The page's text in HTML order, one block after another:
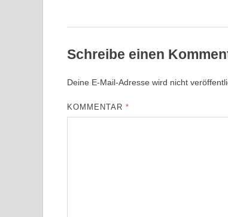
Schreibe einen
Deine E-Mail-Adresse wird nicht
KOMMENTAR*